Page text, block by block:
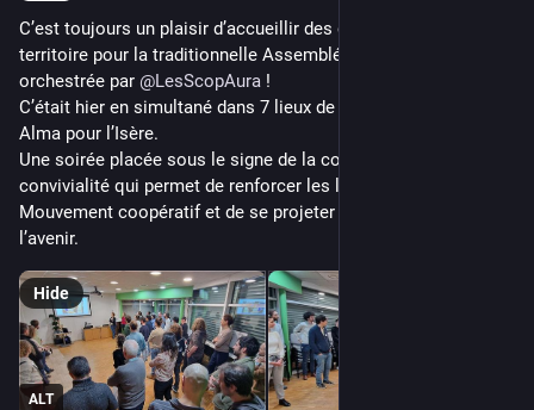
C’est toujours un plaisir d’accueillir des coopérateur·ices du
territoire pour la traditionnelle Assemblée des vœux
orchestrée par @LesScopAura !
C’était hier en simultané dans 7 lieux de la région et chez
Alma pour l’Isère.
Une soirée placée sous le signe de la coopération et de la
convivialité qui permet de renforcer les liens au sein du
Mouvement coopératif et de se projeter ensemble dans
l’avenir.
ALT
Hide